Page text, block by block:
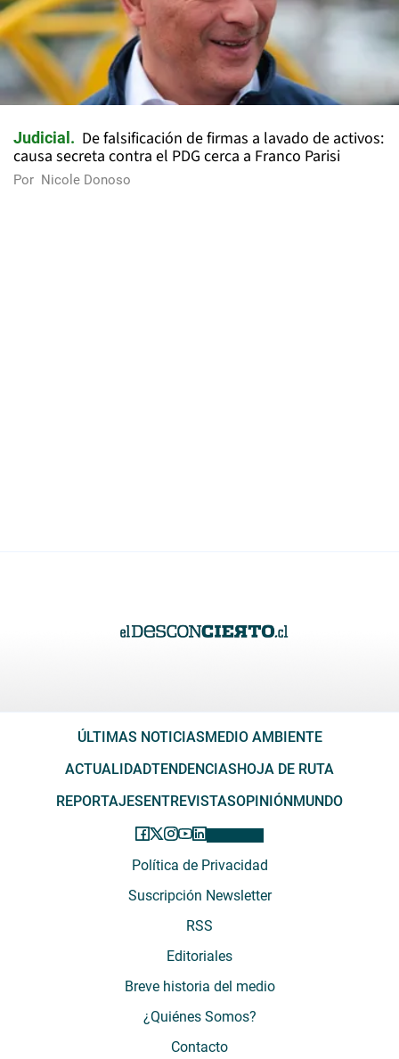
Judicial
De falsificación de firmas a lavado de activos:
causa secreta contra el PDG cerca a Franco Parisi
Por Nicole Donoso
ÚLTIMAS NOTICIAS MEDIO AMBIENTE
ACTUALIDADTENDENCIAS HOJA DE RUTA
REPORTAJES ENTREVISTASOPINIÓN MUNDO
Política de Privacidad
Suscripción Newsletter
RSS
Editoriales
Breve historia del medio
¿Quiénes Somos?
Contacto